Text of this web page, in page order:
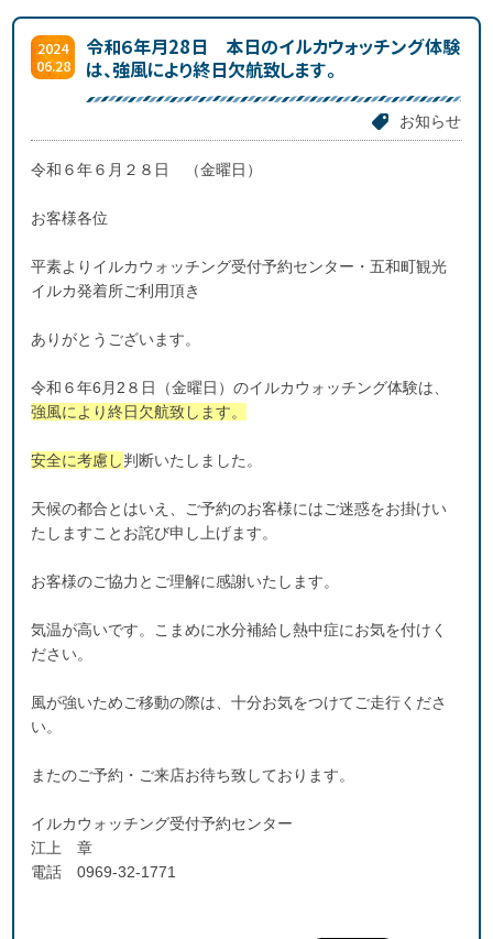
2024
06.28
令和６年月28日 本日のイルカウォッチング体験
は、強風により終日欠航致します。
お知らせ
令和６年６月２８日 （金曜日）
お客様各位
平素よりイルカウォッチング受付予約センター・五和町観光
イルカ発着所ご利用頂き
ありがとうございます。
令和６年6月2８日（金曜日）のイルカウォッチング体験は、
強風により終日欠航致します。
安全に考慮し判断いたしました。
天候の都合とはいえ、ご予約のお客様にはご迷惑をお掛けい
たしますことお詫び申し上げます。
お客様のご協力とご理解に感謝いたします。
気温が高いです。こまめに水分補給し熱中症にお気を付けく
ださい。
風が強いためご移動の際は、十分お気をつけてご走行くださ
い。
またのご予約・ご来店お待ち致しております。
イルカウォッチング受付予約センター
江上 章
電話 0969-32-1771